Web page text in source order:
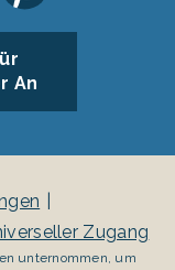
An
Zugang
unternommen, um